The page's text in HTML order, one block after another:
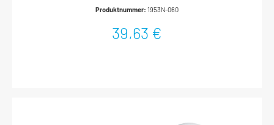
auftreibenMade In GermanyDurchmesser: 60 mmNetto-Gewicht
Produktnummer: 1953N-060
39,63 €